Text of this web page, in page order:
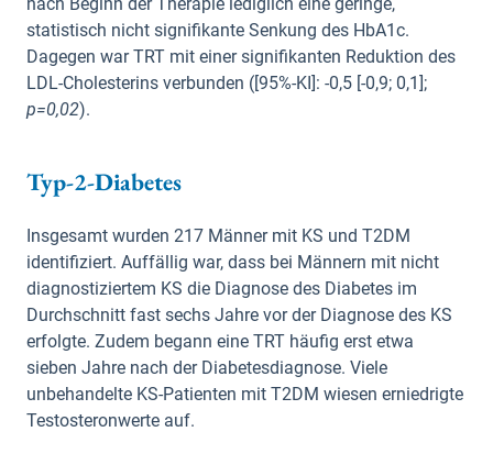
statistisch nicht signifikante Senkung des HbA1c.
Dagegen war TRT mit einer signifikanten Reduktion des
LDL-Cholesterins verbunden ([95%-KI]: -0,5 [-0,9; 0,1];
p=0,02).
Typ-2-Diabetes
Insgesamt wurden 217 Männer mit KS und T2DM
identifiziert. Auffällig war, dass bei Männern mit nicht
diagnostiziertem KS die Diagnose des Diabetes im
Durchschnitt fast sechs Jahre vor der Diagnose des KS
erfolgte. Zudem begann eine TRT häufig erst etwa
sieben Jahre nach der Diabetesdiagnose. Viele
unbehandelte KS-Patienten mit T2DM wiesen erniedrigte
Testosteronwerte auf.